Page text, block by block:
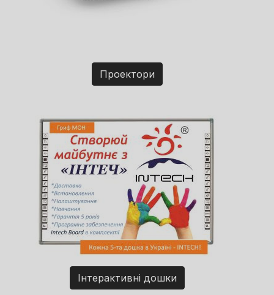
Проектори
Інтерактивні дошки